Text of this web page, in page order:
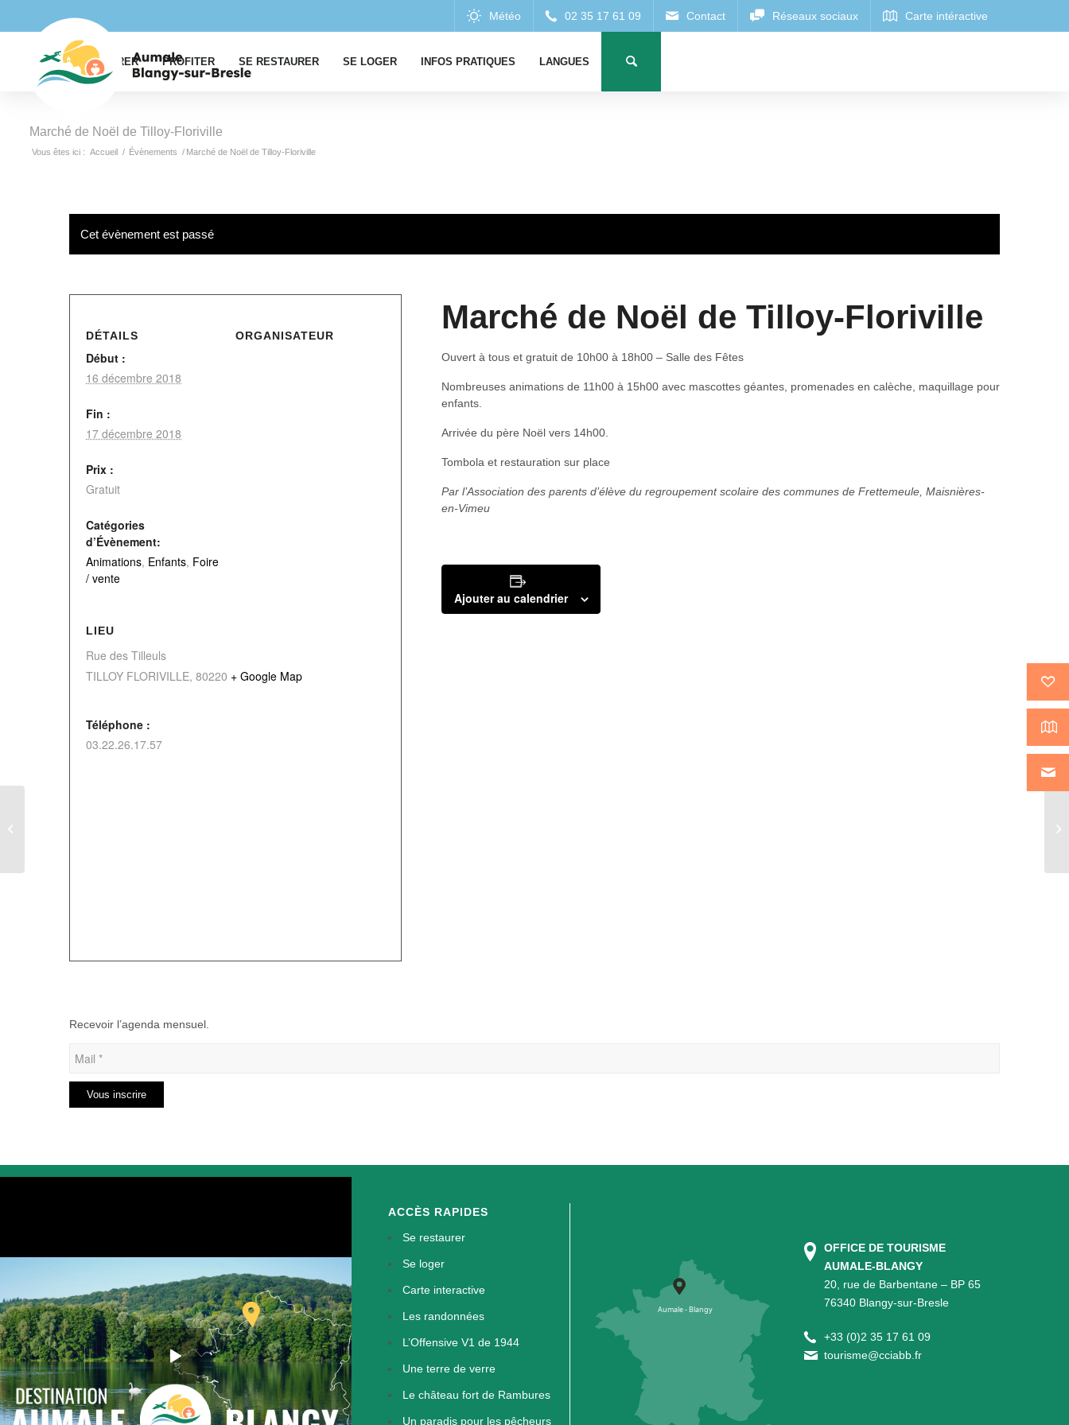
EXPLORER PROFITER SE RESTAURER SE LOGER INFOS PRATIQUES LANGUES
Marché de Noël de Tilloy-Floriville
Vous êtes ici : Accueil / Évènements / Marché de Noël de Tilloy-Floriville
Cet évènement est passé
Marché de Noël de Tilloy-Floriville
Ouvert à tous et gratuit de 10h00 à 18h00 – Salle des Fêtes
Nombreuses animations de 11h00 à 15h00 avec mascottes géantes, promenades en calèche, maquillage pour
enfants.
Arrivée du père Noël vers 14h00.
Tombola et restauration sur place
Par l’Association des parents d’élève du regroupement scolaire des communes de Frettemeule, Maisnières-
en-Vimeu
Ajouter au calendrier
DÉTAILS
Début :
16 décembre 2018
Fin :
17 décembre 2018
Prix :
Gratuit
Catégories
d’Évènement:
Animations, Enfants, Foire
/ vente
ORGANISATEUR
LIEU
Rue des Tilleuls
TILLOY FLORIVILLE, 80220 + Google Map
Téléphone :
03.22.26.17.57
Recevoir l’agenda mensuel.
ACCÈS RAPIDES
Se restaurer
Se loger
Carte interactive
Les randonnées
L’Offensive V1 de 1944
Une terre de verre
Le château fort de Rambures
Un paradis pour les pêcheurs
OFFICE DE TOURISME
AUMALE-BLANGY
20, rue de Barbentane – BP 65
76340 Blangy-sur-Bresle
+33 (0)2 35 17 61 09
tourisme@cciabb.fr